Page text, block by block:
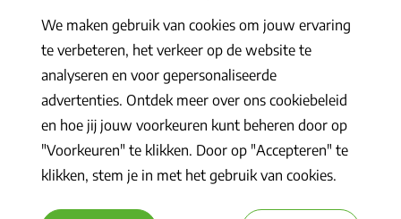
Privacy statement|Algemene voorwaarden |Hoe werkt het |
Veelgestelde vragen|Cookies
© 2026 Poiesz Supermarkten B.V. Alle rechten voorbehouden
We maken gebruik van cookies om jouw ervaring
te verbeteren, het verkeer op de website te
analyseren en voor gepersonaliseerde
advertenties. Ontdek meer over ons cookiebeleid
en hoe jij jouw voorkeuren kunt beheren door op
"Voorkeuren" te klikken. Door op "Accepteren" te
klikken, stem je in met het gebruik van cookies.